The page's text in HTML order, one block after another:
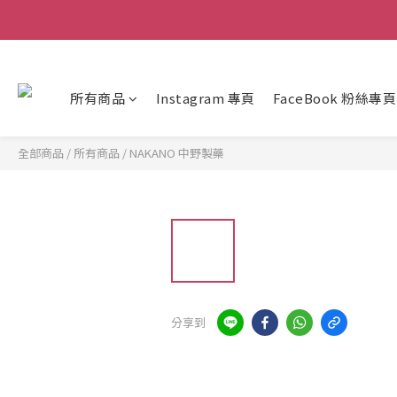
所有商品 Instagram 專頁 FaceBook 粉絲專頁
全部商品 / 所有商品 / NAKANO 中野製藥
分享到